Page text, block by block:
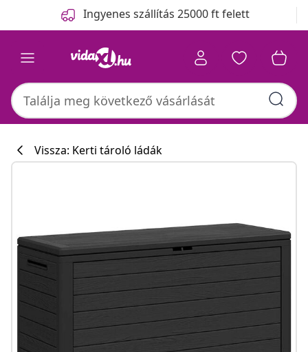
Ingyenes szállítás 25000 ft felett
Vissza: Kerti tároló ládák